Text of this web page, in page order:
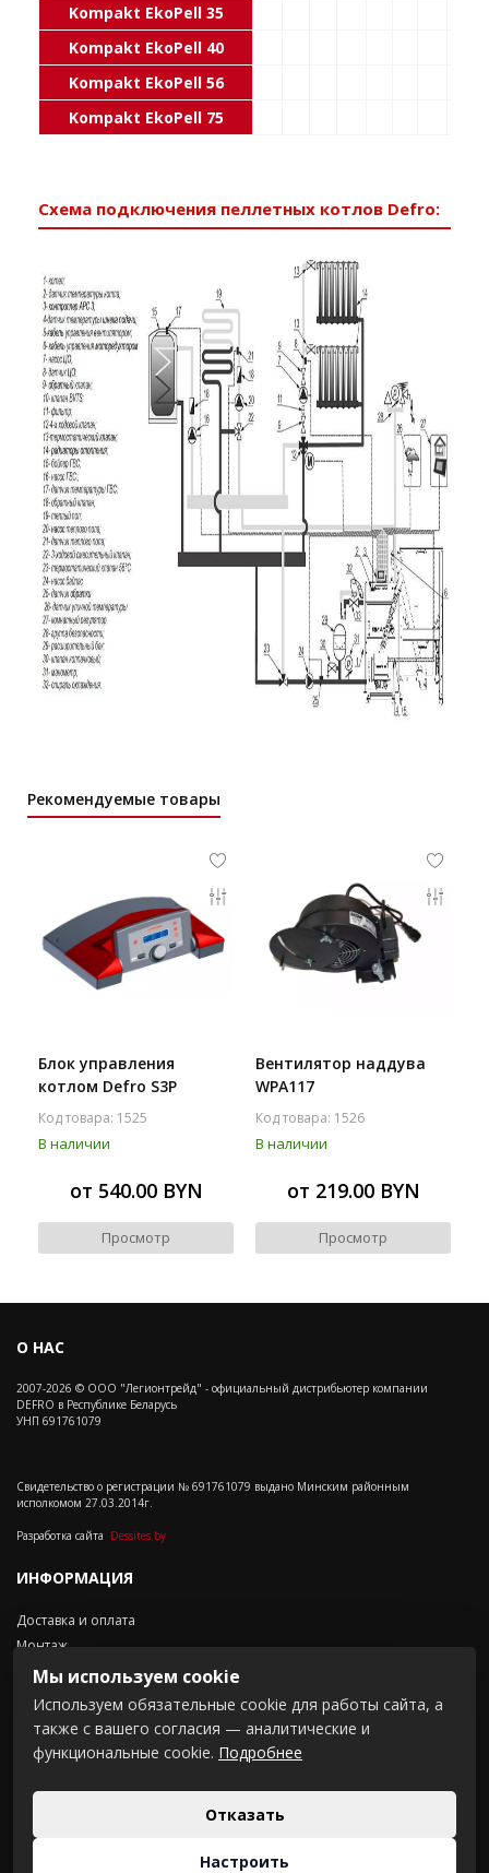
Kompakt EkoPell 35
Kompakt EkoPell 40
Kompakt EkoPell 56
Kompakt EkoPell 75
Схема подключения пеллетных котлов Defro:
Рекомендуемые товары
Блок управления
котлом Defro S3P
Код товара: 1525
В наличии
от 540.00 BYN
Просмотр
Вентилятор наддува
WPA117
Код товара: 1526
В наличии
от 219.00 BYN
Просмотр
О НАС
2007-2026 © ООО "Легионтрейд" - официальный дистрибьютер компании
DEFRO в Республике Беларусь
УНП 691761079
Свидетельство о регистрации № 691761079 выдано Минским районным
исполкомом 27.03.2014г.
Разработка сайта Dessites.by
ИНФОРМАЦИЯ
Доставка и оплата
Монтаж
Контакты
Положение о cookie-файлах
СВЯЗАТЬСЯ С НАМИ
Мы используем cookie
Используем обязательные cookie для работы сайта, а
также с вашего согласия — аналитические и
функциональные cookie. Подробнее
Отказать
Настроить